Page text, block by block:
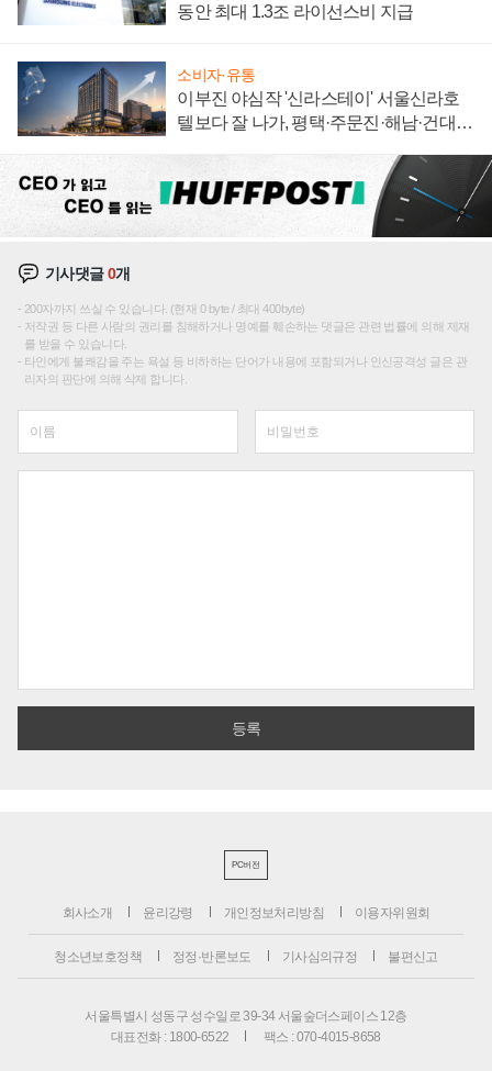
동안 최대 1.3조 라이선스비 지급
소비자·유통
이부진 야심작 '신라스테이' 서울신라호
텔보다 잘 나가, 평택·주문진·해남·건대로
기사댓글0개
200자까지 쓰실 수 있습니다. (현재 0 byte / 최대 400byte)
저작권 등 다른 사람의 권리를 침해하거나 명예를 훼손하는 댓글은 관련 법률에 의해 제재
를 받을 수 있습니다.
타인에게 불쾌감을 주는 욕설 등 비하하는 단어가 내용에 포함되거나 인신공격성 글은 관
리자의 판단에 의해 삭제 합니다.
PC버전
회사소개 윤리강령 개인정보처리방침 이용자위원회
청소년보호정책 정정·반론보도 기사심의규정 불편신고
서울특별시 성동구 성수일로 39-34 서울숲더스페이스 12층
대표전화 : 1800-6522
팩스 : 070-4015-8658